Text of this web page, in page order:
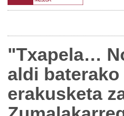
"Txapela…
aldi baterako
erakusketa